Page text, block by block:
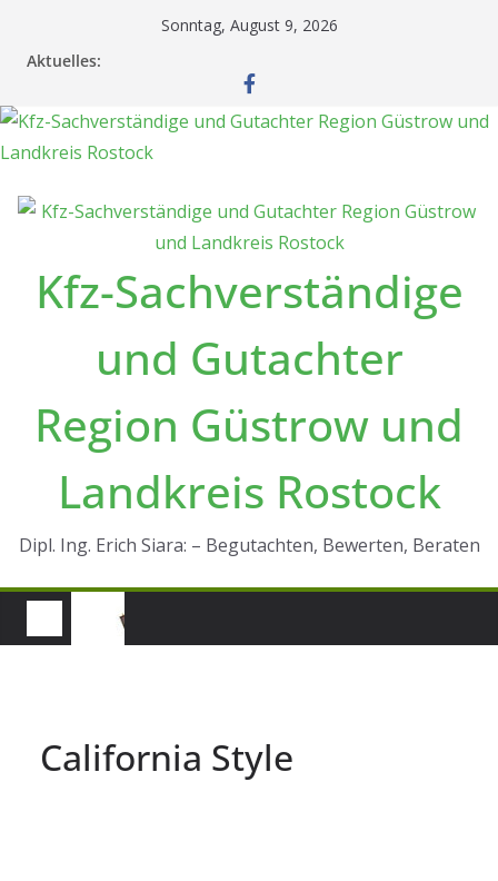
Sonntag, August 9, 2026
Aktuelles:
Kfz-Sachverständige
und Gutachter
Region Güstrow und
Landkreis Rostock
Dipl. Ing. Erich Siara: – Begutachten, Bewerten, Beraten
California Style